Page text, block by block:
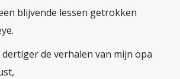
blijvende lessen getrokken
dertiger de verhalen van mijn opa